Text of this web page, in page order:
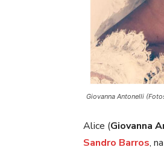
Giovanna Antonelli
Alice (Giovanna
Sandro Barros,